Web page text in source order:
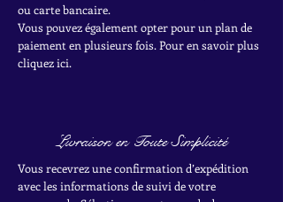
ou carte bancaire.
Vous pouvez également opter pour un plan de
paiement en plusieurs fois. Pour en savoir plus
cliquez ici.
Livraison en Toute Simplicité
Vous recevrez une confirmation d’expédition
avec les informations de suivi de votre